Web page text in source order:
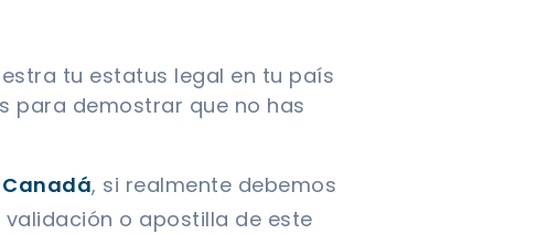
tu estatus legal en tu país
para demostrar que no has
, si realmente debemos
o apostilla de este